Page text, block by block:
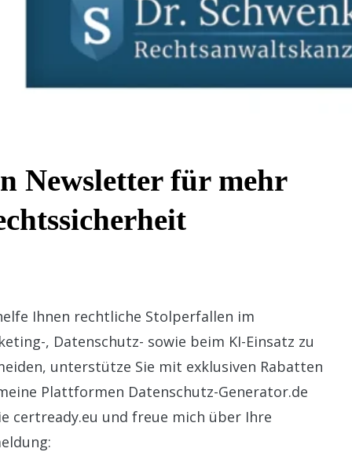
Newsletter für mehr
Ihnen rechtliche Stolperfallen im
, Datenschutz- sowie beim KI-Einsatz zu
unterstütze Sie mit exklusiven Rabatten
Plattformen Datenschutz-Generator.de
certready.eu und freue mich über Ihre